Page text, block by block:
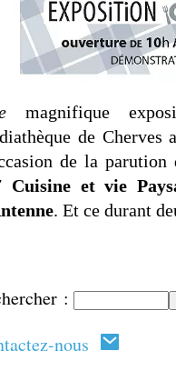
:
nous
magnifique
de Cherves
de la
Cuisine et vie
. Et ce durant